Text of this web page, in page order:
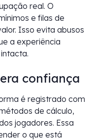
real. O
e filas de
Isso evita abusos
a experiência
confiança
é registrado com
de cálculo,
jogadores. Essa
o que está